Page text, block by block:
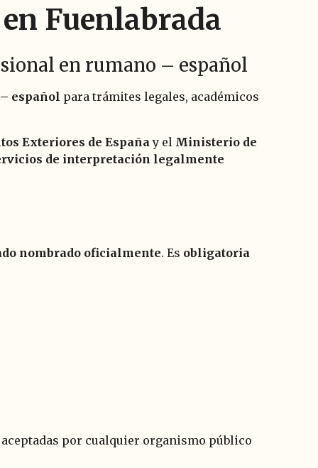
Fuenlabrada
en rumano – español
español para trámites legales, académicos
Exteriores de España y el Ministerio de
de interpretación legalmente
nombrado oficialmente. Es obligatoria
por cualquier organismo público